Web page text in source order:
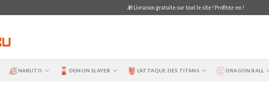
🎁 Livraison gratuite sur tout le site ! Profitez-en !
NARUTO DEMON SLAYER L’ATTAQUE DES TITANS DRAGON BALL